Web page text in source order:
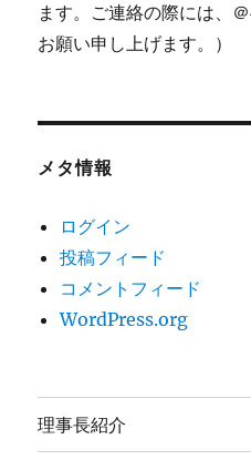
ます。ご連絡の際には、
お願い申し上げます。）
メタ情報
ログイン
投稿フィード
コメントフィード
WordPress.org
理事長紹介